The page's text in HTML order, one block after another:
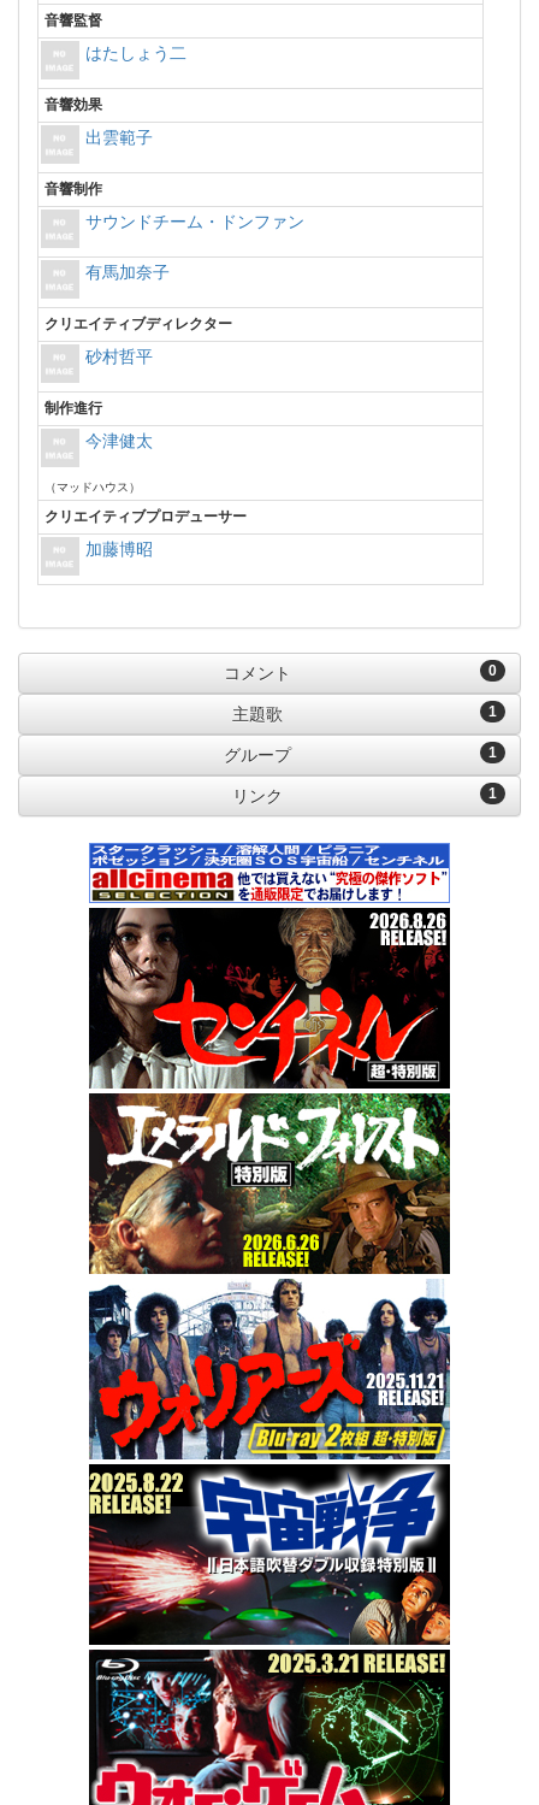
音響監督
はたしょう二
音響効果
出雲範子
音響制作
サウンドチーム・ドンファン
有馬加奈子
クリエイティブディレクター
砂村哲平
制作進行
今津健太
（マッドハウス）
クリエイティブプロデューサー
加藤博昭
0
コメント
1
主題歌
1
グループ
1
リンク